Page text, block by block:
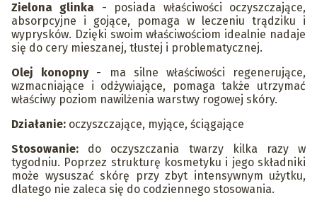
Zielona glinka - posiada właściwości oczyszczające,
absorpcyjne i gojące, pomaga w leczeniu trądziku i
wyprysków. Dzięki swoim właściwościom idealnie nadaje
się do cery mieszanej, tłustej i problematycznej.
Olej konopny - ma silne właściwości regenerujące,
wzmacniające i odżywiające, pomaga także utrzymać
właściwy poziom nawilżenia warstwy rogowej skóry.
Działanie: oczyszczające, myjące, ściągające
Stosowanie: do oczyszczania twarzy kilka razy w
tygodniu. Poprzez strukturę kosmetyku i jego składniki
może wysuszać skórę przy zbyt intensywnym użytku,
dlatego nie zaleca się do codziennego stosowania.